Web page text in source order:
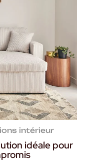
intérieur
idéale pour